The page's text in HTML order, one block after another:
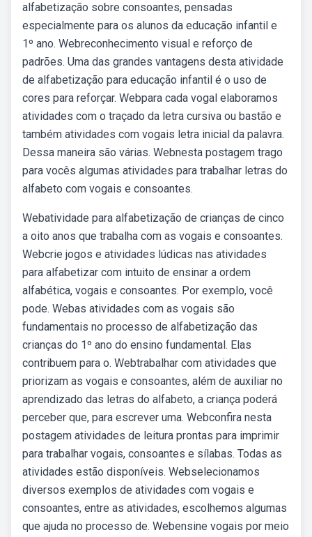
alfabetização sobre consoantes, pensadas
especialmente para os alunos da educação infantil e
1º ano. Webreconhecimento visual e reforço de
padrões. Uma das grandes vantagens desta atividade
de alfabetização para educação infantil é o uso de
cores para reforçar. Webpara cada vogal elaboramos
atividades com o traçado da letra cursiva ou bastão e
também atividades com vogais letra inicial da palavra.
Dessa maneira são várias. Webnesta postagem trago
para vocês algumas atividades para trabalhar letras do
alfabeto com vogais e consoantes.
Webatividade para alfabetização de crianças de cinco
a oito anos que trabalha com as vogais e consoantes.
Webcrie jogos e atividades lúdicas nas atividades
para alfabetizar com intuito de ensinar a ordem
alfabética, vogais e consoantes. Por exemplo, você
pode. Webas atividades com as vogais são
fundamentais no processo de alfabetização das
crianças do 1º ano do ensino fundamental. Elas
contribuem para o. Webtrabalhar com atividades que
priorizam as vogais e consoantes, além de auxiliar no
aprendizado das letras do alfabeto, a criança poderá
perceber que, para escrever uma. Webconfira nesta
postagem atividades de leitura prontas para imprimir
para trabalhar vogais, consoantes e sílabas. Todas as
atividades estão disponíveis. Webselecionamos
diversos exemplos de atividades com vogais e
consoantes, entre as atividades, escolhemos algumas
que ajuda no processo de. Webensine vogais por meio